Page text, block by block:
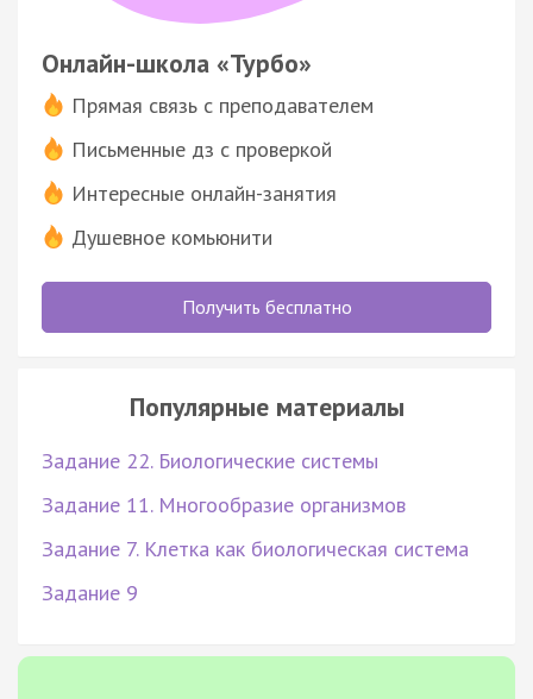
Онлайн-школа «Турбо»
Прямая связь с преподавателем
Письменные дз с проверкой
Интересные онлайн-занятия
Душевное комьюнити
Получить бесплатно
Популярные материалы
Задание 22. Биологические системы
Задание 11. Многообразие организмов
Задание 7. Клетка как биологическая система
Задание 9